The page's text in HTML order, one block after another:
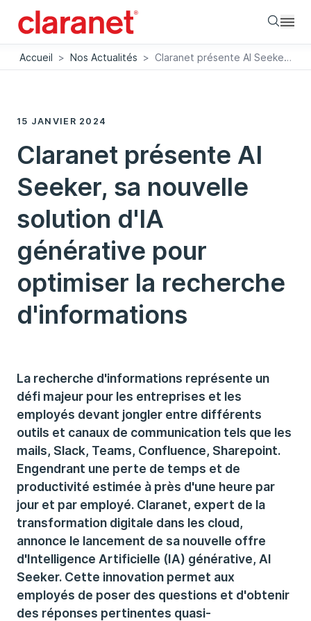
Accueil > Nos Actualités > Claranet présente AI Seeker, sa nouvelle solution d'IA générative pour optimiser la recherche d'informations
15 JANVIER 2024
Claranet présente AI
Seeker, sa nouvelle
solution d'IA
générative pour
optimiser la recherche
d'informations
La recherche d'informations représente un
défi majeur pour les entreprises et les
employés devant jongler entre différents
outils et canaux de communication tels que les
mails, Slack, Teams, Confluence, Sharepoint.
Engendrant une perte de temps et de
productivité estimée à près d'une heure par
jour et par employé. Claranet, expert de la
transformation digitale dans les cloud,
annonce le lancement de sa nouvelle offre
d'Intelligence Artificielle (IA) générative, AI
Seeker. Cette innovation permet aux
employés de poser des questions et d'obtenir
des réponses pertinentes quasi-